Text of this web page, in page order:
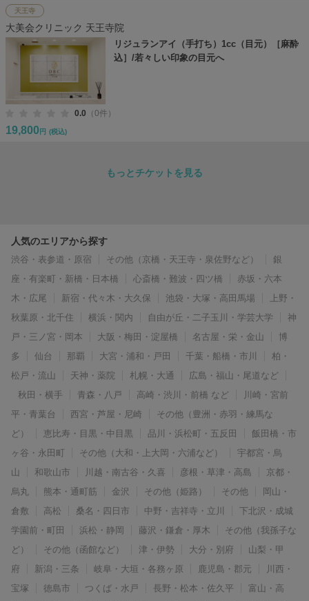
天王寺
大美会クリニック 天王寺院
リジュランアイ（手打ち）1cc（目元）［麻酔
込］/若々しい印象の目元へ
0.0 （0件）
19,800 円 (税込)
もっとチケットを見る
人気のエリアから探す
渋谷・表参道・原宿 その他（京橋・天王寺・泉佐野など）
銀
座・有楽町・新橋・日本橋
心斎橋・難波・四ツ橋
赤坂・六本
木・広尾
新宿・代々木・大久保 池袋・大塚・高田馬場
上野・
秋葉原・北千住
横浜・関内 自由が丘・二子玉川・学芸大学
神
戸・三ノ宮・岡本
大阪・梅田・淀屋橋 名古屋・栄・金山
博
多
仙台 那覇 大宮・浦和・戸田 千葉・船橋・市川
柏・
松戸・流山
天神・薬院 札幌・大通
広島・福山・尾道など
秋田・横手
青森・八戸 高崎・渋川・前橋 など
川崎・宮前
平・青葉台
西宮・芦屋・尼崎
その他（豊洲・赤羽・練馬な
ど）
恵比寿・目黒・中目黒 品川・浜松町・五反田
飯田橋・市
ヶ谷・永田町
その他（大和・上大岡・六浦など）
宇都宮・烏
山
和歌山市 川越・南古谷・久喜 彦根・草津・高島
京都・
烏丸
熊本・通町筋 金沢 その他（姫路） その他
岡山・
倉敷
高松 桑名・四日市 中野・吉祥寺・立川
下北沢・成城
学園前・町田
浜松・静岡 藤沢・鎌倉・厚木
その他（我孫子な
ど）
その他（函館など） 津・伊勢 大分・別府
山梨・甲
府
新潟・三条 岐阜・大垣・各務ヶ原 鹿児島・郡元
川西・
宝塚
徳島市 つくば・水戸 長野・松本・佐久平
富山・高